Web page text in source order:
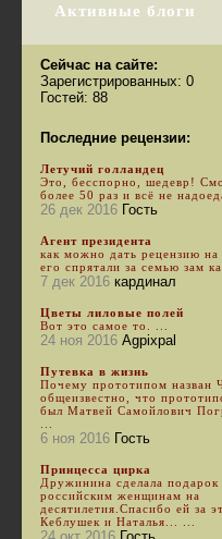
Активные блоги
Сейчас на сайте:
Зарегистрированных: 0
Гостей: 88
Последние рецензии:
Летучий голландец
Это, бесспорно, шедевр!
более 50 раз и всё не
26 дек 2016 Гость
Агент президента
как можно дать рецензию
его спрятали за семью зам
7 дек 2016 кардинал
Цветы лиловые полей
Вот это самое то. ...
24 ноя 2016 Agpixpal
Путевка в жизнь
Почему прототипом назван
общеизвестно, что
был Матвей Самойлович
6 ноя 2016 Гость
Принцесса цирка
Дружинина сделала подарок
российским женщинам на
десятилетия.Спасибо ей за
Кеблушек и Наталья... ...